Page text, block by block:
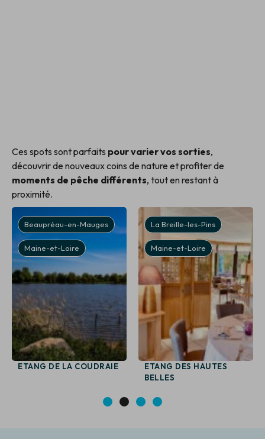
Ces spots sont parfaits pour varier vos sorties,
découvrir de nouveaux coins de nature et profiter de
moments de pêche différents, tout en restant à
proximité.
Beaupréau-en-Mauges
Maine-et-Loire
ETANG DE LA COUDRAIE
La Breille-les-Pins
Maine-et-Loire
ETANG DES HAUTES
BELLES
3 4